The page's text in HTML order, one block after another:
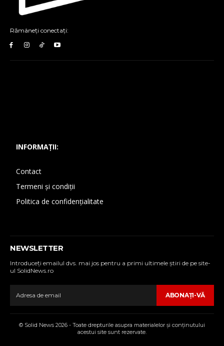
Rămâneți conectați:
INFORMAȚII:
Contact
Termeni și condiții
Politica de confidențialitate
NEWSLETTER
Introduceţi emailul dvs. mai jos pentru a primi ultimele ştiri de pe site-
ul SolidNews.ro
ABONAŢI-VĂ
© Solid News 2026 - Toate drepturile asupra materialelor şi conţinutului
acestui site sunt rezervate.